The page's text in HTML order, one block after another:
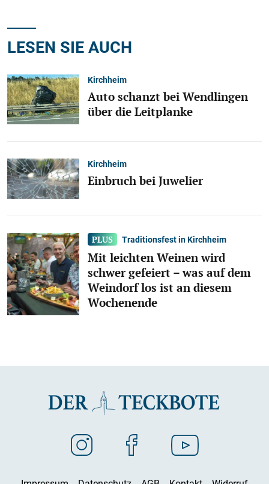
LESEN SIE AUCH
Kirchheim
Auto schanzt bei Wendlingen
über die Leitplanke
Kirchheim
Einbruch bei Juwelier
Traditionsfest in Kirchheim
Mit leichten Weinen wird
schwer gefeiert – was auf dem
Weindorf los ist an diesem
Wochenende